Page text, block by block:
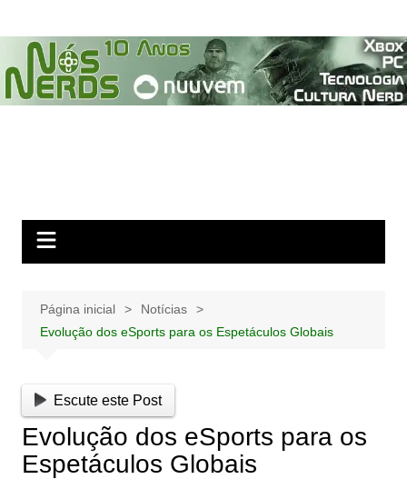
para
conteúdo
Página inicial
Notícias
Evolução dos eSports para os Espetáculos Globais
Escute este Post
Evolução dos eSports para os
Espetáculos Globais